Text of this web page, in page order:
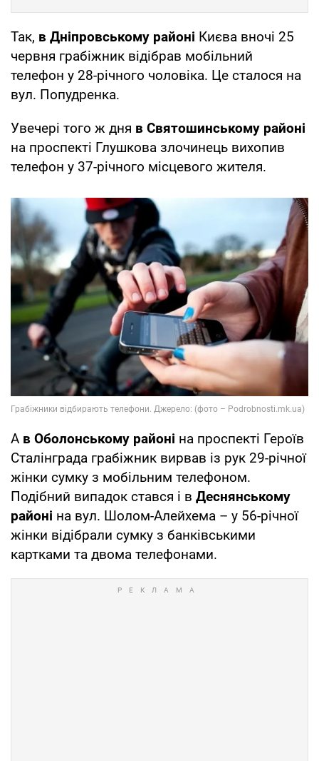
Так, в Дніпровському районі Києва вночі 25
червня грабіжник відібрав мобільний
телефон у 28-річного чоловіка. Це сталося на
вул. Попудренка.
Увечері того ж дня в Святошинському районі
на проспекті Глушкова злочинець вихопив
телефон у 37-річного місцевого жителя.
А в Оболонському районі на проспекті Героїв
Сталінграда грабіжник вирвав із рук 29-річної
жінки сумку з мобільним телефоном.
Подібний випадок стався і в Деснянському
районі на вул. Шолом-Алейхема – у 56-річної
жінки відібрали сумку з банківськими
картками та двома телефонами.